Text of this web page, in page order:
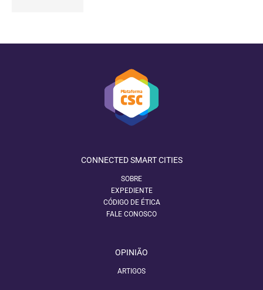
CONNECTED SMART CITIES
SOBRE
EXPEDIENTE
CÓDIGO DE ÉTICA
FALE CONOSCO
OPINIÃO
ARTIGOS